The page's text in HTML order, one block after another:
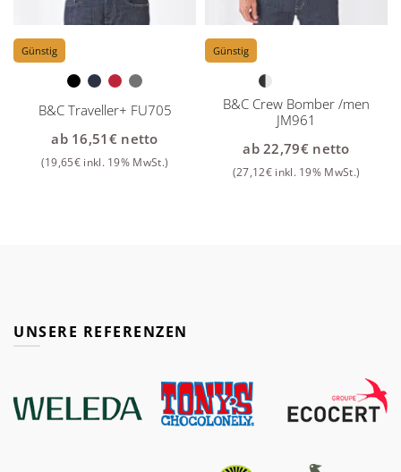
Günstig
B&C Traveller+ FU705
ab 16,51 €netto
(19,65€ inkl. 19% MwSt.)
Günstig
B&C Crew Bomber /men
JM961
ab22,79€netto
(27,12€ inkl. 19% MwSt.)
UNSERE REFERENZEN